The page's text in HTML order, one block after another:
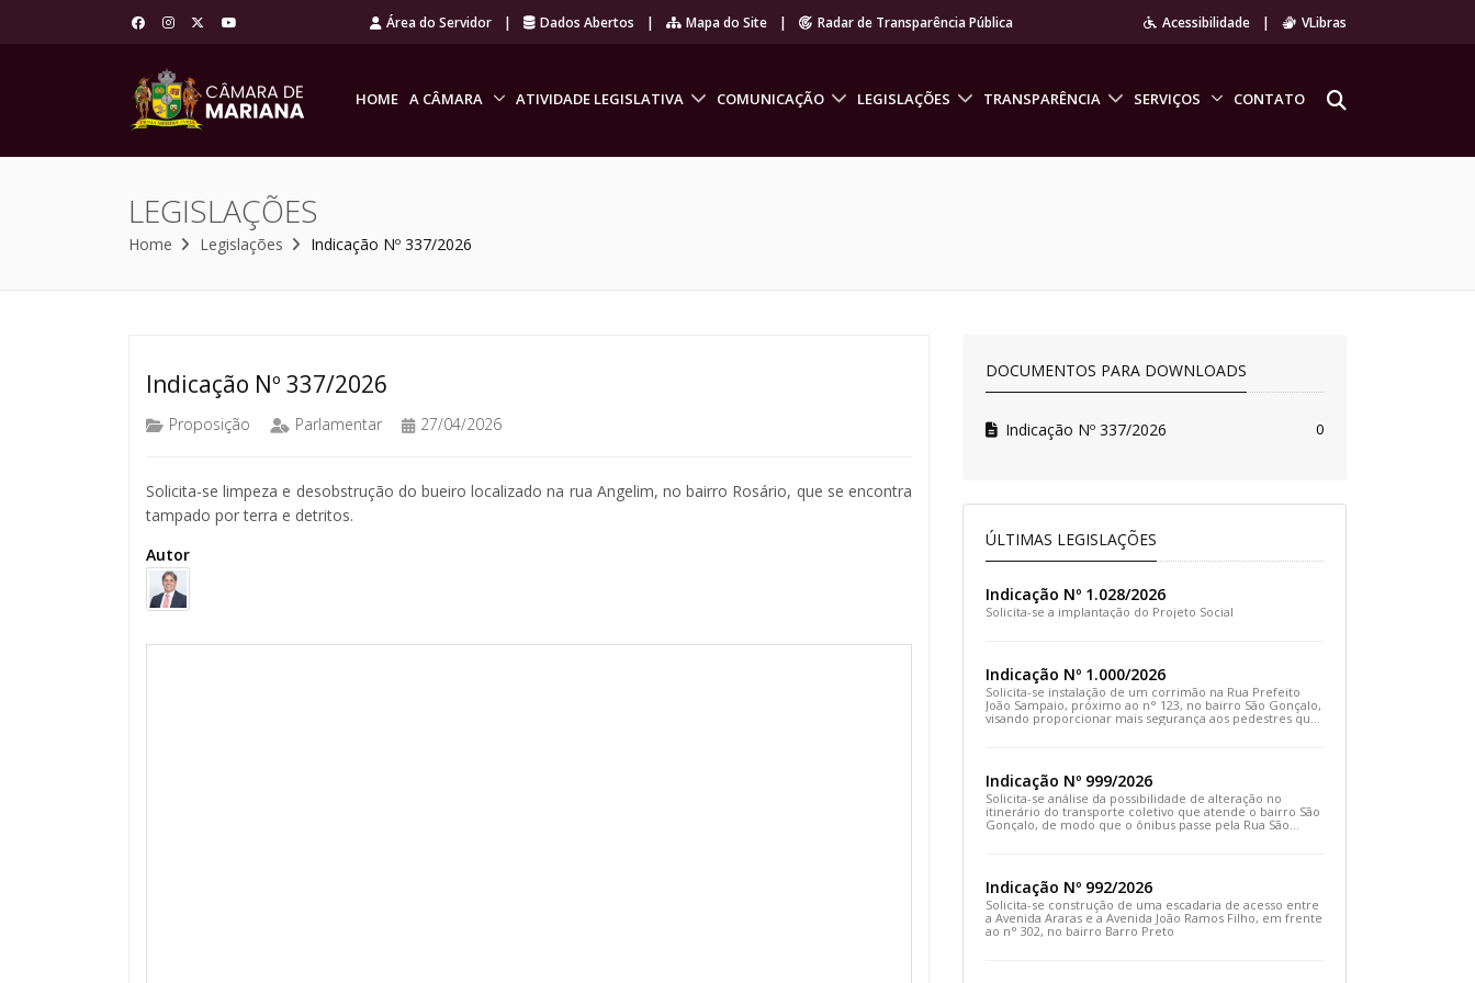
Área do Servidor | Dados Abertos | Mapa do Site | Radar de Transparência Pública Acessibilidade | VLibras
HOME A CÂMARA ATIVIDADE LEGISLATIVA COMUNICAÇÃO LEGISLAÇÕES TRANSPARÊNCIA SERVIÇOS CONTATO
LEGISLAÇÕES
Home Legislações Indicação Nº 337/2026
Indicação Nº 337/2026
Proposição Parlamentar 27/04/2026
Solicita-se limpeza e desobstrução do bueiro localizado na rua Angelim, no bairro Rosário, que se encontra
tampado por terra e detritos.
Autor
DOCUMENTOS PARA DOWNLOADS
Indicação Nº 337/2026 0
ÚLTIMAS LEGISLAÇÕES
Indicação Nº 1.028/2026
Solicita-se a implantação do Projeto Social
Indicação Nº 1.000/2026
Solicita-se instalação de um corrimão na Rua Prefeito
João Sampaio, próximo ao n° 123, no bairro São Gonçalo,
visando proporcionar mais segurança aos pedestres que
Indicação Nº 999/2026
Solicita-se análise da possibilidade de alteração no
itinerário do transporte coletivo que atende o bairro São
Gonçalo, de modo que o ônibus passe pela Rua São
Indicação Nº 992/2026
Solicita-se construção de uma escadaria de acesso entre
a Avenida Araras e a Avenida João Ramos Filho, em frente
ao n° 302, no bairro Barro Preto